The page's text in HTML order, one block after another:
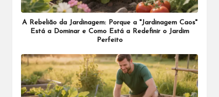
A Rebelião da Jardinagem: Porque a "Jardinagem Caos"
Está a Dominar e Como Está a Redefinir o Jardim
Perfeito